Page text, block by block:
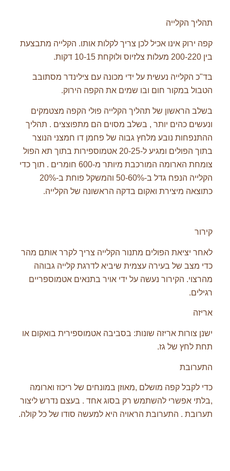
תהליך הקלייה
קפה ירוק אינו אכיל לכן צריך לקלות אותו. הקלייה מתבצעת
בין 200-220 מעלות צלזיוס ולוקחת 10-15 דקות.
בד"כ הקלייה נעשית על ידי מכונה עם צילינדר מסתובב
הטבול במקור חום ובו שמים את הקפה הירוק.
בשלב הראשון של תהליך הקלייה פולי הקפה מצטמקים
ונעשים כהים יותר , בשלב מסוים הם מתפוצצים . תהליך
ההתנפחות נובע מלחץ גבוה של פחמן דו חמצני הנוצר
בתוך הפולים ומגיע ל-20-25 אטמוספירות בתוך תא הפול
צומחת הארומה המורכבת מיותר מ-600 חומרים . תוך כדי
הקלייה הנפח גדל ב-50-60% והמשקל פוחת ב-20%
כתוצאה מיצירת ואקום בדקה הראשונה של הקלייה.
קירור
לאחר יציאת הפולים מתנור הקלייה צריך לקרר אותם מהר
כדי מצב של בעירה עצמית שיביא לדרגת קלייה גבוהה
מהרצוי. הקירור נעשה על ידי אויר בתנאים אטמוספריים
רגילים.
אריזה
ישנן צורות אריזה שונות: בסביבה אטמוספירית בואקום או
תחת לחץ של גז.
התערובת
כדי לקבל קפה מושלם ,מאוזן במונחים של ריכוז וארומה
,בלתי אפשרי להשתמש רק בסוג אחד . בעצם נדרש ליצור
תערובת . התערובת הראויה היא למעשה סודו של כל קולה.